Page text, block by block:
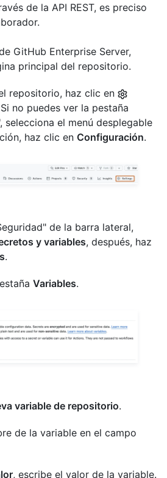
de la API REST, es preciso
GitHub Enterprise Server,
principal del repositorio.
repositorio, haz clic en
no puedes ver la pestaña
selecciona el menú desplegable
haz clic en Configuración.
de la barra lateral,
y variables, después, haz
.
Variables.
variable de repositorio.
de la variable en el campo
, escribe el valor de la variable.